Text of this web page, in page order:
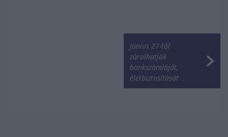
Június 27-től
zárolhatják
bankszámláját,
életbiztosítását